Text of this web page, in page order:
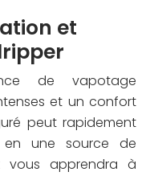
et
de vapotage
et un confort
peut rapidement
en une source de
vous apprendra à